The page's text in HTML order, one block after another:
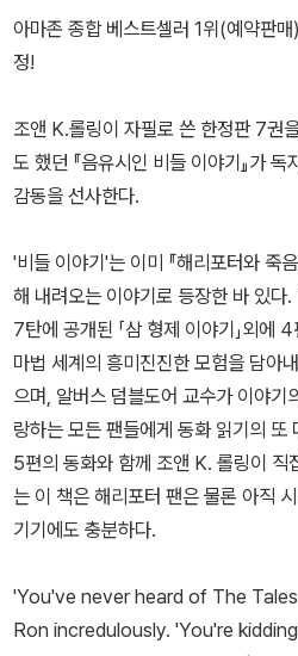
아마존 종합 베스트셀러 1위(예약판
정!
조앤 K.롤링이 자필로 쓴 한정판 7권
도 했던 『음유시인 비들 이야기』가
감동을 선사한다.
'비들 이야기'는 이미 『해리포터와 죽
해 내려오는 이야기로 등장한 바 있다.
7탄에 공개된 「삼 형제 이야기」외에
마법 세계의 흥미진진한 모험을 담아
으며, 알버스 덤블도어 교수가 이야기
랑하는 모든 팬들에게 동화 읽기의 또
5편의 동화와 함께 조앤 K. 롤링이 직
는 이 책은 해리포터 팬은 물론 아직
기기에도 충분하다.
'You've never heard of The
Ron incredulously. 'You're